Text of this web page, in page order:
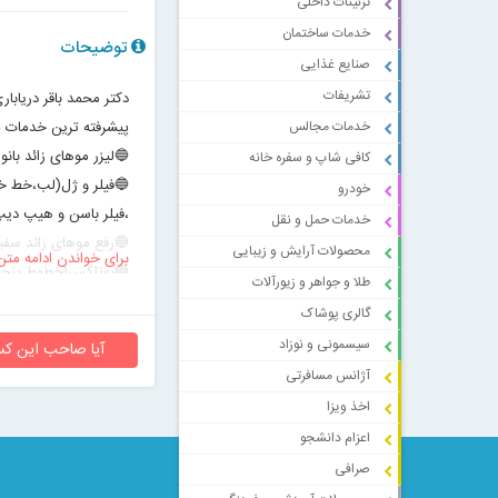
خدمات ساختمان
صنایع غذایی
تشریفات
خدمات مجالس
کافی شاپ و سفره خانه
خودرو
خدمات حمل و نقل
محصولات آرایش و زیبایی
طلا و جواهر و زیورآلات
گالری پوشاک
سیسمونی و نوزاد
آژانس مسافرتی
اخذ ویزا
اعزام دانشجو
صرافی
توضیحات
دکتر محمد باقر
پیشرفته ترین
🔵لیزر موهای زائد
🔵فیلر و ژل(لب،خط
،فیلر باسن و هیپ
🔵رفع موهای زائد
🔵بوتاکس(خطوط
🔵مزوژل های جوانساز
🔵درمان ریزش مو
🔵لاغری بدن و بهبود
🔵هایفو
برای خواندن ادامه
آیا صاحب این